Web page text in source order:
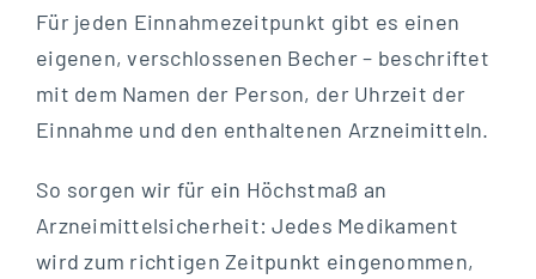
Für jeden Einnahmezeitpunkt gibt es einen
eigenen, verschlossenen Becher – beschriftet
mit dem Namen der Person, der Uhrzeit der
Einnahme und den enthaltenen Arzneimitteln.
So sorgen wir für ein Höchstmaß an
Arzneimittelsicherheit: Jedes Medikament
wird zum richtigen Zeitpunkt eingenommen,